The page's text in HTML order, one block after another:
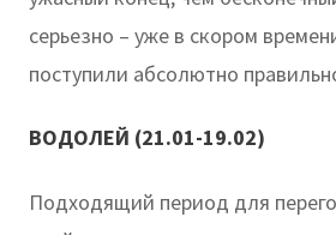
серьезно – уже в скором
поступили абсолютно
ВОДОЛЕЙ (21.01-19.02)
Подходящий период для